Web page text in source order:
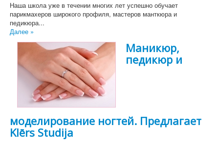
Наша школа уже в течении многих лет успешно обучает
парикмахеров широкого профиля, мастеров манткюра и
педикюра...
Далее »
Маникюр,
педикюр и
моделирование ногтей. Предлагает
Klērs Studija